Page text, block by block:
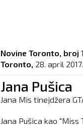
Novine Toronto, broj
Toronto, 28. april 2017.
Jana Pušica
Jana Mis tinejdžera
Jana Pušica kao "Miss